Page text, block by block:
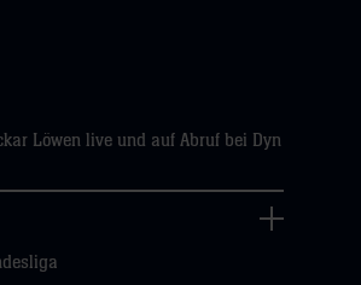
Löwen live und auf Abruf bei Dyn